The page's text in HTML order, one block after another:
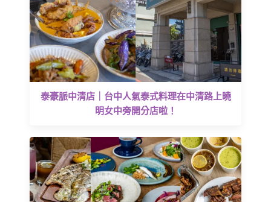
泰豪脈中清店｜台中人氣泰式料理在中清路上曉
明女中旁開分店啦！